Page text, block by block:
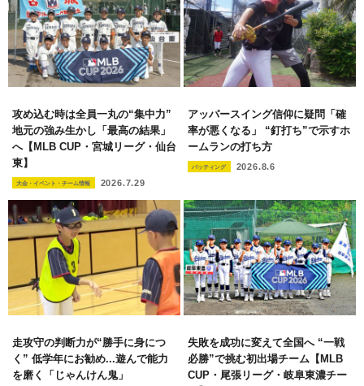
攻め込む時は全員一丸の“集中力”
地元の強み生かし「最高の結果」
へ【MLB CUP・宮城リーグ・仙台
東】
大会・イベント・チーム情報 2026.7.29
アッパースイング信仰に疑問「確
率が悪くなる」 “釘打ち”で示すホ
ームランの打ち方
バッティング 2026.8.6
走攻守の判断力が“勝手に身につ
く” 低学年にお勧め...遊んで能力
を磨く「じゃんけん鬼」
失敗を成功に変えて全国へ “一戦
必勝”で挑む初出場チーム【MLB
CUP・尾張リーグ・岐阜東濃チー